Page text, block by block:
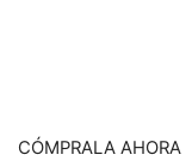
CÓMPRALA AHORA